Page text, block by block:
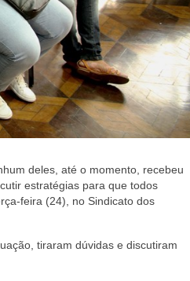
deles, até o momento, recebeu
estratégias para que todos
feira (24), no Sindicato dos
tiraram dúvidas e discutiram